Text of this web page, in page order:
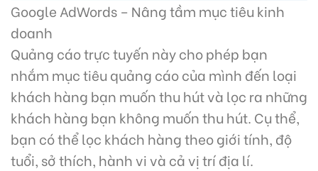
Google AdWords – Nâng tầm mục tiêu kinh
doanh
Quảng cáo trực tuyến này cho phép bạn
nhắm mục tiêu quảng cáo của mình đến loại
khách hàng bạn muốn thu hút và lọc ra những
khách hàng bạn không muốn thu hút. Cụ thể,
bạn có thể lọc khách hàng theo giới tính, độ
tuổi, sở thích, hành vi và cả vị trí địa lí.